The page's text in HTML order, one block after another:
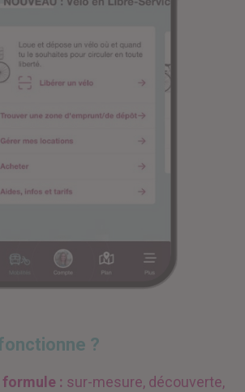
?
formule : sur-mesure, découverte,